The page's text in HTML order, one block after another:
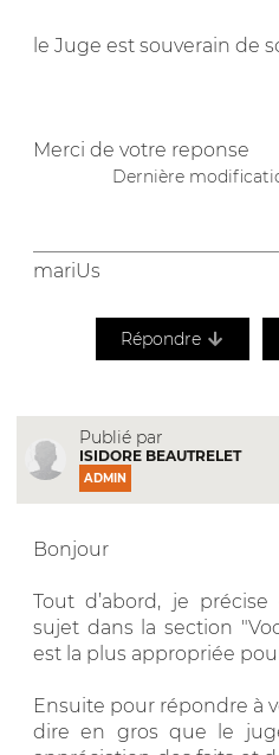
le Juge est souverain de
Merci de votre reponse
Dernière
mariUs
Répondre
Publié par
ISIDORE BEAUTRELET
ADMIN
Bonjour
Tout d’abord, je
sujet dans la section
est la plus appropriée
Ensuite pour répondre à
dire en gros que le